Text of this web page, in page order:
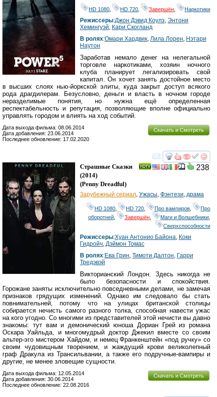
HD 1080 HD 720 Завершён Наркотики
Режиссеры:Джон Дэвид Коулз, Энтони
Хемингуэй, Кари Скогланд
В ролях:Омари Хардвик, Лила Лорен, Нэтари
Наутон
Заработав немало денег на нелегальной
торговле наркотиками, хозяин ночного
клуба планирует легализировать свой
капитал. Он хочет занять достойное место
в высших слоях нью-йоркской элиты, куда закрыт доступ всякого
рода драгдилерам. Безусловно, деньги и власть в ночном городе
неразделимые понятия, но нужна ещё определенная
респектабельность и репутация, позволяющие вполне официально
управлять городом и влиять на ход событий.
Скачать и Смотреть
Дата выхода фильма: 08.06.2014
Дата добавления: 23.06.2014
Последнее обновление: 17.02.2020
смотреть
238
Страшные Сказки
(2014)
(Penny Dreadful)
Зарубежный сериал, Ужасы, Фэнтези, драма
HD 1080 HD 720 Про вампиров
Про
оборотней
Завершён Маги и Волшебники
Сверхспособности
Режиссеры:Хуан Антонио Байона, Коки
Гидройч, Дэймон Томас
В ролях:Ева Грин, Тимоти Далтон, Гарри
Тредэвэй
Викторианский Лондон. Здесь никогда не
было безопасности и спокойствия.
Горожане заняты исключительно повседневными делами, не замечая
признаков грядущих изменений. Однако им следовало бы стать
повнимательней, потому что на улицах британской столицы
собирается нечисть самого разного толка, способная навести ужас
на кого угодно. Со многими из представителей этой нечисти вы давно
знакомы: тут вам и демонический юноша Дориан Грей из романа
Оскара Уайльда, и многомудрый доктор Джекил вместе со своим
альтер-эго мистером Хайдом, и немец Франкенштейн «под ручку» со
своим чудовищным творением, и жаждущий крови великолепный
граф Дракула из Трансильвании, а также его подручные-вампиры и
другие, не менее зловещие сущности.
Скачать и Смотреть
Дата выхода фильма: 12.05.2014
Дата добавления: 30.06.2014
Последнее обновление: 22.08.2016